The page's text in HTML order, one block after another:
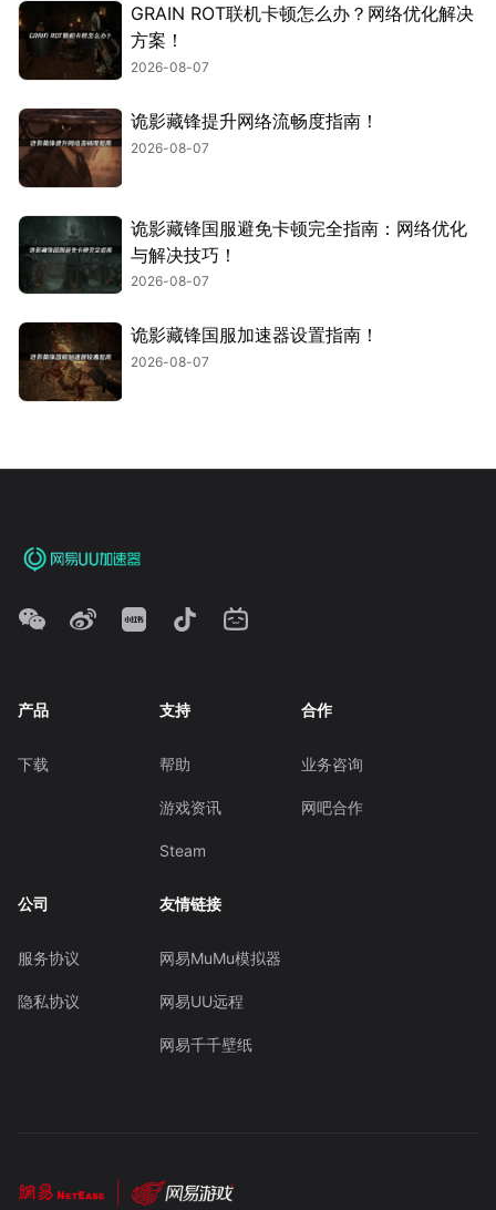
GRAIN ROT联机卡顿怎么办？网络优化解决
方案！
2026-08-07
诡影藏锋提升网络流畅度指南！
2026-08-07
诡影藏锋国服避免卡顿完全指南：网络优化
与解决技巧！
2026-08-07
诡影藏锋国服加速器设置指南！
2026-08-07
产品
下载
支持
帮助
游戏资讯
Steam
合作
业务咨询
网吧合作
公司
服务协议
隐私协议
友情链接
网易MuMu模拟器
网易UU远程
网易千千壁纸